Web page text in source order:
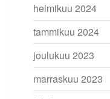
helmikuu 2024
tammikuu 2024
joulukuu 2023
marraskuu 2023